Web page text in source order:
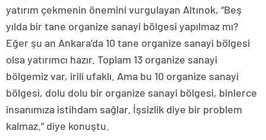
yatırım çekmenin önemini vurgulayan Altınok, “Beş
yılda bir tane organize sanayi bölgesi yapılmaz mı?
Eğer şu an Ankara’da 10 tane organize sanayi bölgesi
olsa yatırımcı hazır. Toplam 13 organize sanayi
bölgemiz var, irili ufaklı. Ama bu 10 organize sanayi
bölgesi, dolu dolu bir organize sanayi bölgesi, binlerce
insanımıza istihdam sağlar. İşsizlik diye bir problem
kalmaz.” diye konuştu.